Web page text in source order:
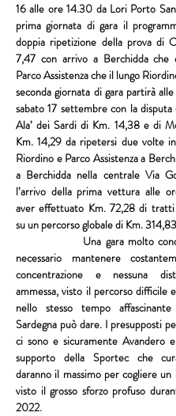
16 alle ore 14.30 da Lori Porto
prima giornata di gara il
doppia ripetizione della prova di
7,47 con arrivo a Berchidda che
Parco Assistenza che il lungo
seconda giornata di gara partirà
Ala’ dei Sardi di Km. 14,38 e di
Km. 14,29 da ripetersi due volte
Riordino e Parco Assistenza a
a Berchidda nella centrale Via
l’arrivo della prima vettura alle
aver effettuato Km. 72,28 di
su un percorso globale di Km.
necessario mantenere
concentrazione e nessuna
ammessa, visto il percorso difficile
nello stesso tempo
Sardegna può dare. I presupposti
ci sono e sicuramente Avandero e
supporto della Sportec che
daranno il massimo per cogliere
visto il grosso sforzo profuso
2022.